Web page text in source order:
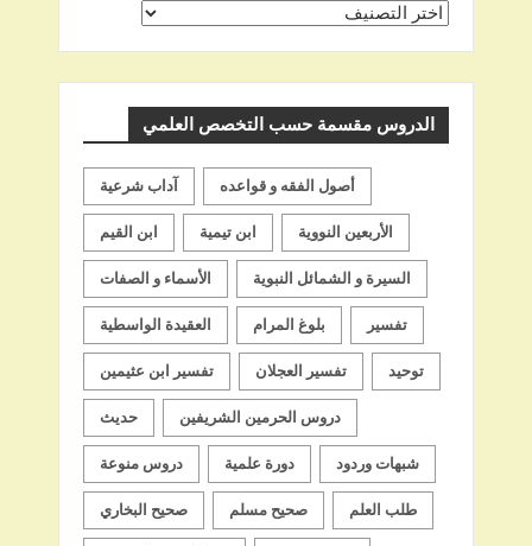
اختر
الدروس مقسمة حسب التخصص العلمي
آداب شرعية أصول الفقه و قواعده
ابن القيم ابن تيمية الأربعين النووية
الأسماء و الصفات السيرة و الشمائل النبوية
العقيدة الواسطية بلوغ المرام تفسير
تفسير ابن عثيمين تفسير العجلان توحيد
حديث دروس الحرمين الشريفين
دروس منوعة دورة علمية شبهات وردود
صحيح البخاري صحيح مسلم طلب العلم